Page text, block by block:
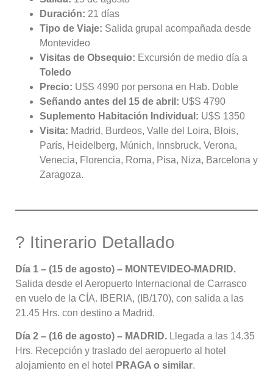
Duración: 21 días
Tipo de Viaje: Salida grupal acompañada desde
Montevideo
Visitas de Obsequio: Excursión de medio día a
Toledo
Precio: U$S 4990 por persona en Hab. Doble
Señando antes del 15 de abril: U$S 4790
Suplemento Habitación Individual: U$S 1350
Visita: Madrid, Burdeos, Valle del Loira, Blois,
París, Heidelberg, Múnich, Innsbruck, Verona,
Venecia, Florencia, Roma, Pisa, Niza, Barcelona y
Zaragoza.
? Itinerario Detallado
Día 1 – (15 de agosto) – MONTEVIDEO-MADRID.
Salida desde el Aeropuerto Internacional de Carrasco
en vuelo de la CÍA. IBERIA, (IB/170), con salida a las
21.45 Hrs. con destino a Madrid.
Día 2 – (16 de agosto) – MADRID. Llegada a las 14.35
Hrs. Recepción y traslado del aeropuerto al hotel
alojamiento en el hotel
PRAGA o similar.